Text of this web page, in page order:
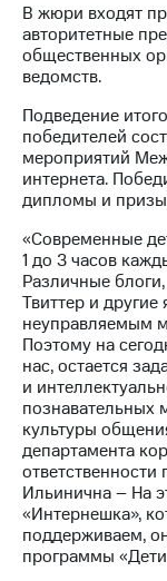
капитал
и
аудит
Рынок
акций
Порядок
выкупа
акций
Рынок
о
именных
Другое
В жюри входят
авторитетные
общественных
ведомств.
Подведение
победителей
мероприятий
интернета.
дипломы и призы
«Современные
1 до 3 часов
Различные
Твиттер и
неуправляемым
Поэтому на
нас, остается
и
познавательных
культуры
департамента
Ильинична – На
«Интернешка»,
поддерживаем,
программы